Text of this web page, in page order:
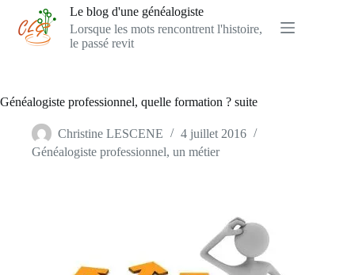
contenu
Le blog d'une généalogiste
Lorsque les mots rencontrent l'histoire,
le passé revit
Généalogiste professionnel, quelle formation ? suite
Christine LESCENE
4 juillet 2016
Généalogiste professionnel, un métier